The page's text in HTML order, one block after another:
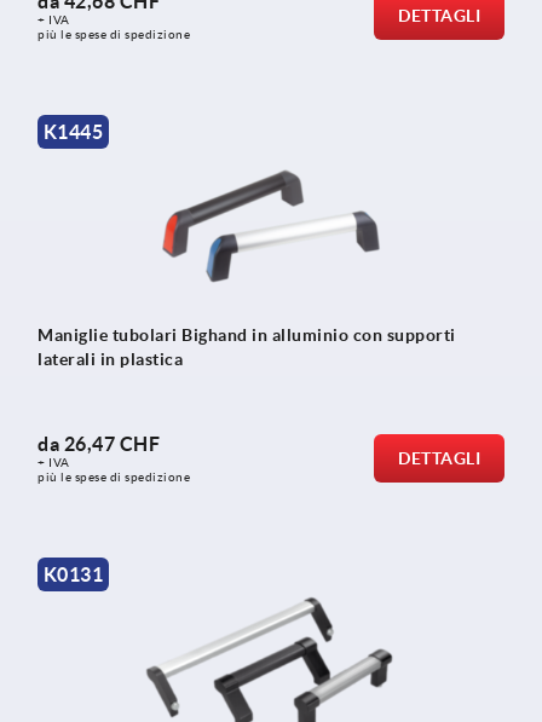
+ IVA
più le spese di spedizione
DETTAGLI
K1445
Maniglie tubolari Bighand in alluminio con supporti
laterali in plastica
da 26,47 CHF
+ IVA
più le spese di spedizione
DETTAGLI
K0131